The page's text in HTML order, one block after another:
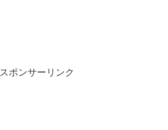
スポンサーリンク